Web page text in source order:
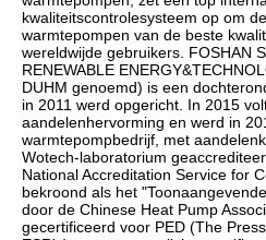
kwaliteitscontrolesysteem op om
warmtepompen van de beste
wereldwijde gebruikers. FOSHAN
RENEWABLE
DUHM genoemd) is een
in 2011 werd opgericht. In 2015
aandelenhervorming en werd in
warmtepompbedrijf, met
Wotech-laboratorium
National Accreditation Service for
bekroond als het
door de Chinese Heat Pump
gecertificeerd voor PED (The